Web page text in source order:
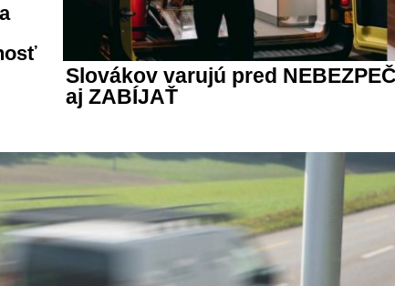
Slovákov varujú pred
aj ZABÍJAŤ